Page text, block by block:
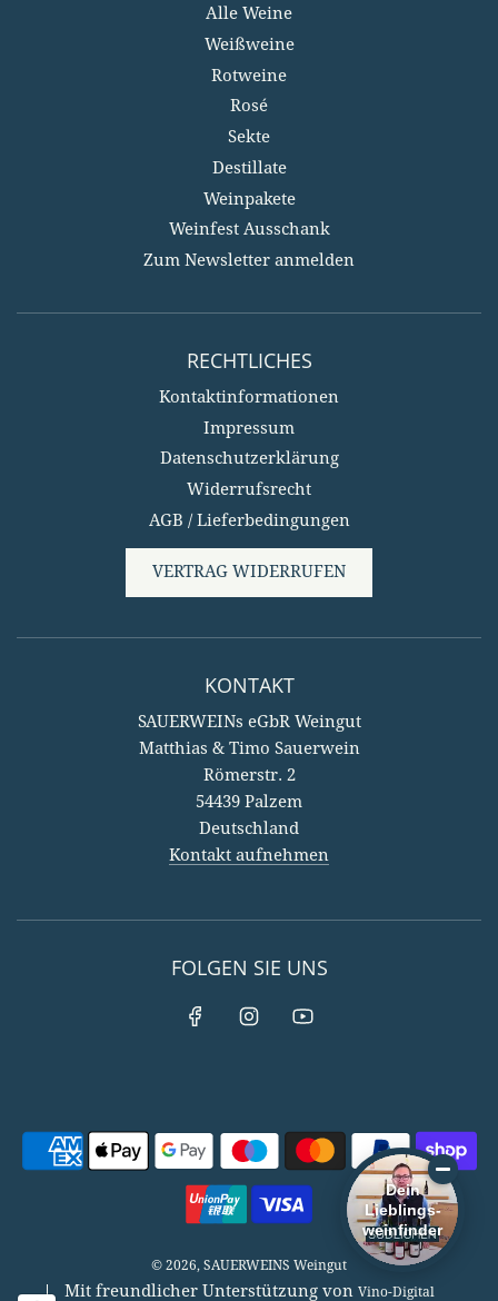
Alle Weine
Weißweine
Rotweine
Rosé
Sekte
Destillate
Weinpakete
Weinfest Ausschank
Zum Newsletter anmelden
RECHTLICHES
Kontaktinformationen
Impressum
Datenschutzerklärung
Widerrufsrecht
AGB / Lieferbedingungen
VERTRAG WIDERRUFEN
KONTAKT
SAUERWEINs eGbR Weingut
Matthias & Timo Sauerwein
Römerstr. 2
54439 Palzem
Deutschland
Kontakt aufnehmen
FOLGEN SIE UNS
© 2026, SAUERWEINS Weingut
Mit freundlicher Unterstützung von Vino-Digital
Dein
Lieblings-
weinfinder